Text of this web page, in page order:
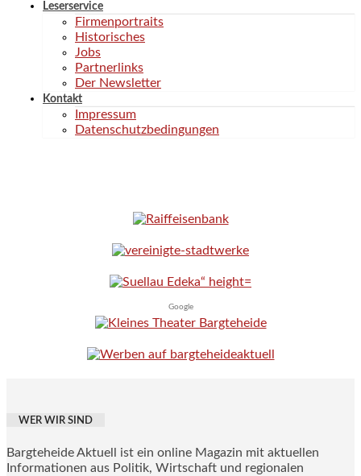
Leserservice
Firmenportraits
Historisches
Jobs
Partnerlinks
Der Newsletter
Kontakt
Impressum
Datenschutzbedingungen
Google
WER WIR SIND
Bargteheide Aktuell ist ein online Magazin mit aktuellen
Informationen aus Politik, Wirtschaft und regionalen